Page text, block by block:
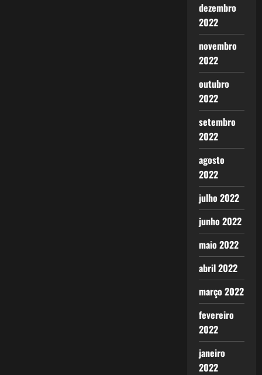
dezembro
2022
novembro
2022
outubro
2022
setembro
2022
agosto
2022
julho 2022
junho 2022
maio 2022
abril 2022
março 2022
fevereiro
2022
janeiro
2022